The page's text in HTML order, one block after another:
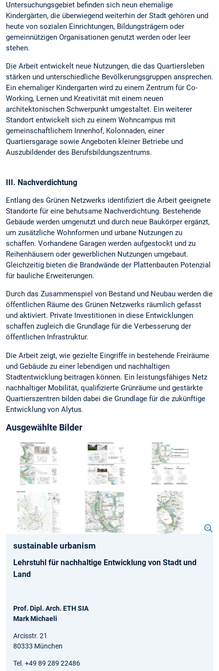
Untersuchungsgebiet befinden sich neun ehemalige
Kindergärten, die überwiegend weiterhin der Stadt gehören und
heute von sozialen Einrichtungen, Bildungsträgern oder
gemeinnützigen Organisationen genutzt werden oder leer
stehen.
Die Arbeit entwickelt neue Nutzungen, die das Quartiersleben
stärken und unterschiedliche Bevölkerungsgruppen ansprechen.
Ein ehemaliger Kindergarten wird zu einem Zentrum für Co-
Working, Lernen und Kreativität mit einem neuen
architektonischen Schwerpunkt umgestaltet. Ein weiterer
Standort entwickelt sich zu einem Wohncampus mit
gemeinschaftlichem Innenhof, Kolonnaden, einer
Quartiersgarage sowie Angeboten kleiner Betriebe und
Auszubildender des Berufsbildungszentrums.
III. Nachverdichtung
Entlang des Grünen Netzwerks identifiziert die Arbeit geeignete
Standorte für eine behutsame Nachverdichtung. Bestehende
Gebäude werden umgenutzt und durch neue Baukörper ergänzt,
um zusätzliche Wohnformen und urbane Nutzungen zu
schaffen. Vorhandene Garagen werden aufgestockt und zu
Reihenhäusern oder gewerblichen Nutzungen umgebaut.
Gleichzeitig bieten die Brandwände der Plattenbauten Potenzial
für bauliche Erweiterungen.
Durch das Zusammenspiel von Bestand und Neubau werden die
öffentlichen Räume des Grünen Netzwerks räumlich gefasst
und aktiviert. Private Investitionen in diese Entwicklungen
schaffen zugleich die Grundlage für die Verbesserung der
öffentlichen Infrastruktur.
Die Arbeit zeigt, wie gezielte Eingriffe in bestehende Freiräume
und Gebäude zu einer lebendigen und nachhaltigen
Stadtentwicklung beitragen können. Ein leistungsfähiges Netz
nachhaltiger Mobilität, qualifizierte Grünräume und gestärkte
Quartierszentren bilden dabei die Grundlage für die zukünftige
Entwicklung von Alytus.
Ausgewählte Bilder
sustainable urbanism
Lehrstuhl für nachhaltige Entwicklung von Stadt und
Land
Prof. Dipl. Arch. ETH SIA
Mark Michaeli
Arcisstr. 21
80333 München
Tel. +49 89 289 22486